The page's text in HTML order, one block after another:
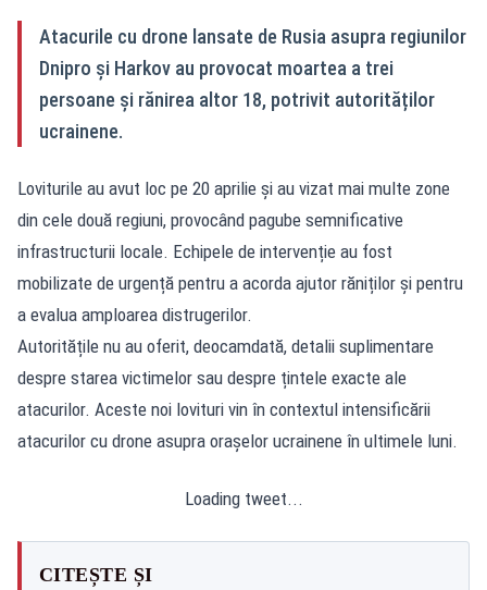
Atacurile cu drone lansate de Rusia asupra regiunilor
Dnipro și Harkov au provocat moartea a trei
persoane și rănirea altor 18, potrivit autorităților
ucrainene.
Loviturile au avut loc pe 20 aprilie și au vizat mai multe zone
din cele două regiuni, provocând pagube semnificative
infrastructurii locale. Echipele de intervenție au fost
mobilizate de urgență pentru a acorda ajutor răniților și pentru
a evalua amploarea distrugerilor.
Autoritățile nu au oferit, deocamdată, detalii suplimentare
despre starea victimelor sau despre țintele exacte ale
atacurilor. Aceste noi lovituri vin în contextul intensificării
atacurilor cu drone asupra orașelor ucrainene în ultimele luni.
Loading tweet...
CITEȘTE ȘI